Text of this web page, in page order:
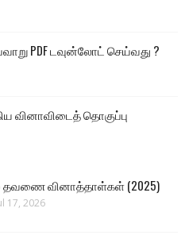
PDF டவுன்லோட் செய்வது ?
வினாவிடைத் தொகுப்பு
தவணை வினாத்தாள்கள் (2025)
17, 2026